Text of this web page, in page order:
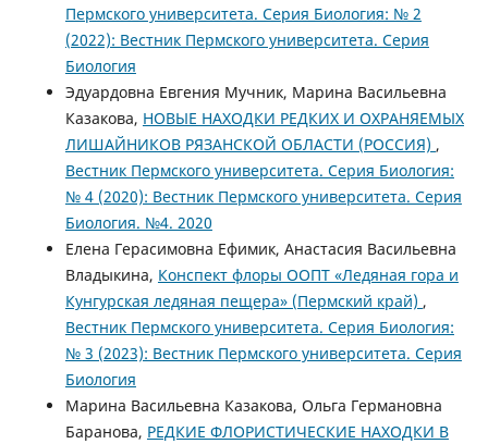
Пермского университета. Серия Биология: № 2
(2022): Вестник Пермского университета. Серия
Биология
Эдуардовна Евгения Мучник, Марина Васильевна
Казакова, НОВЫЕ НАХОДКИ РЕДКИХ И ОХРАНЯЕМЫХ
ЛИШАЙНИКОВ РЯЗАНСКОЙ ОБЛАСТИ (РОССИЯ) ,
Вестник Пермского университета. Серия Биология:
№ 4 (2020): Вестник Пермского университета. Серия
Биология. №4. 2020
Елена Герасимовна Ефимик, Анастасия Васильевна
Владыкина, Конспект флоры ООПТ «Ледяная гора и
Кунгурская ледяная пещера» (Пермский край) ,
Вестник Пермского университета. Серия Биология:
№ 3 (2023): Вестник Пермского университета. Серия
Биология
Марина Васильевна Казакова, Ольга Германовна
Баранова, РЕДКИЕ ФЛОРИСТИЧЕСКИЕ НАХОДКИ В